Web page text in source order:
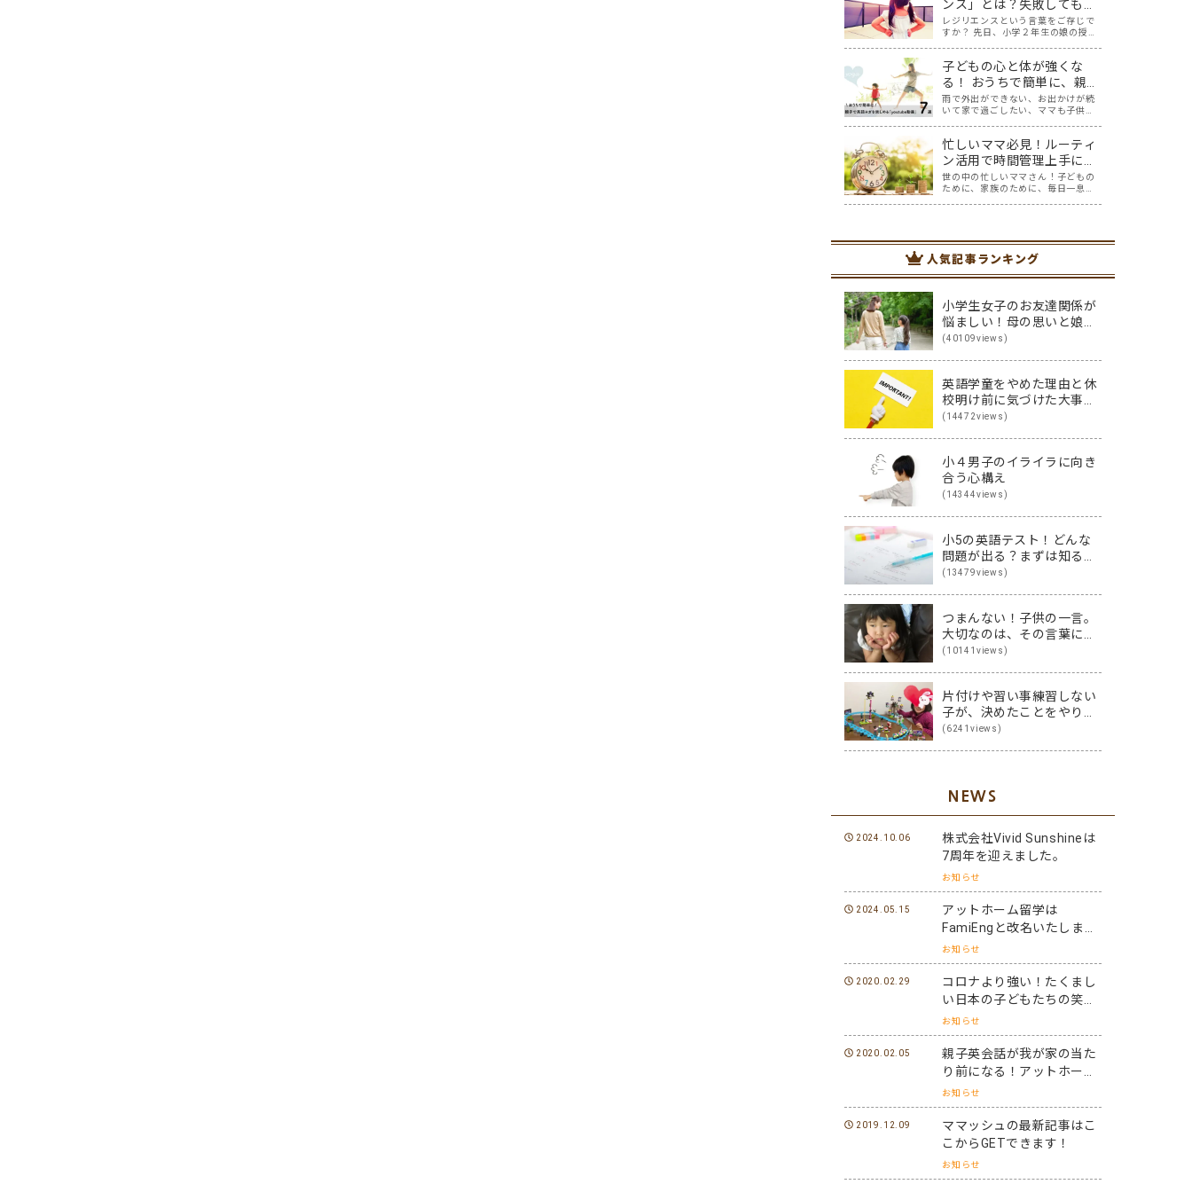
の前で家族一緒にニッポンを応援し
ました！ おうち…
ンス」とは？失敗しても立
ち直れる子の育て方
レジリエンスという言葉をご存じで
すか？ 先日、小学２年生の娘の授業
くださいました。先生のお話を聞い
ていると「なるほど」と思うことも
たくさん。一方で「レジリエンス」
について紐解く…
子どもの心と体が強くな
る！ おうちで簡単に、親子
で英語ヨガを楽しめる
「youtube動画」７選
雨で外出ができない、お出かけが続
いて家で過ごしたい、ママも子供た
語ヨガに親子で挑戦してみません
か？ 今回の記事では、親子で英語ヨ
ガにオススメの「youtube動画」を
紹介します…
忙しいママ必見！ルーティ
ン活用で時間管理上手にな
り、自分の理想を叶えまし
ょう！
世の中の忙しいママさん！子どもの
ために、家族のために、毎日一息つ
この記事を読んで自分にとってよい
ルーティンを作り…
人気記事ランキング
小学生女子のお友達関係が
悩ましい！母の思いと娘の
思いを伝え合った親子
(40109views)
英語学童をやめた理由と休
校明け前に気づけた大事な
こと
(14472views)
小４男子のイライラに向き
合う心構え
(14344views)
小5の英語テスト！どんな
問題が出る？まずは知るこ
とから始めよう♪
(13479views)
つまんない！子供の一言。
大切なのは、その言葉に隠
された裏の本音です
(10141views)
片付けや習い事練習しない
子が、決めたことをやり切
る子に変身！その方法は？
(6241views)
NEWS
2024.10.06
株式会社Vivid Sunshineは
7周年を迎えました。
お知らせ
2024.05.15
アットホーム留学は
FamiEngと改名いたしまし
た。
お知らせ
2020.02.29
コロナより強い！たくまし
い日本の子どもたちの笑顔
と元気を世界に届けよう！
お知らせ
2020.02.05
親子英会話が我が家の当た
り前になる！アットホーム
留学パフォーマーになろ
う！
お知らせ
2019.12.09
ママッシュの最新記事はこ
こからGETできます！
お知らせ